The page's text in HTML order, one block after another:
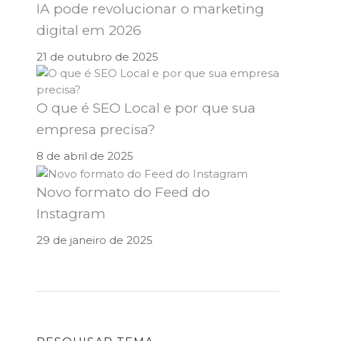
IA pode revolucionar o marketing
digital em 2026
21 de outubro de 2025
O que é SEO Local e por que sua
empresa precisa?
8 de abril de 2025
Novo formato do Feed do
Instagram
29 de janeiro de 2025